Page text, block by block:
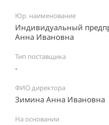
Юр. наименование
Индивидуальный
Анна Ивановна
Тип поставщика
-
ФИО директора
Зимина Анна Ивановна
На основании